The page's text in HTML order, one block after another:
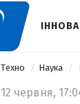
Техно Наука
12 червня,